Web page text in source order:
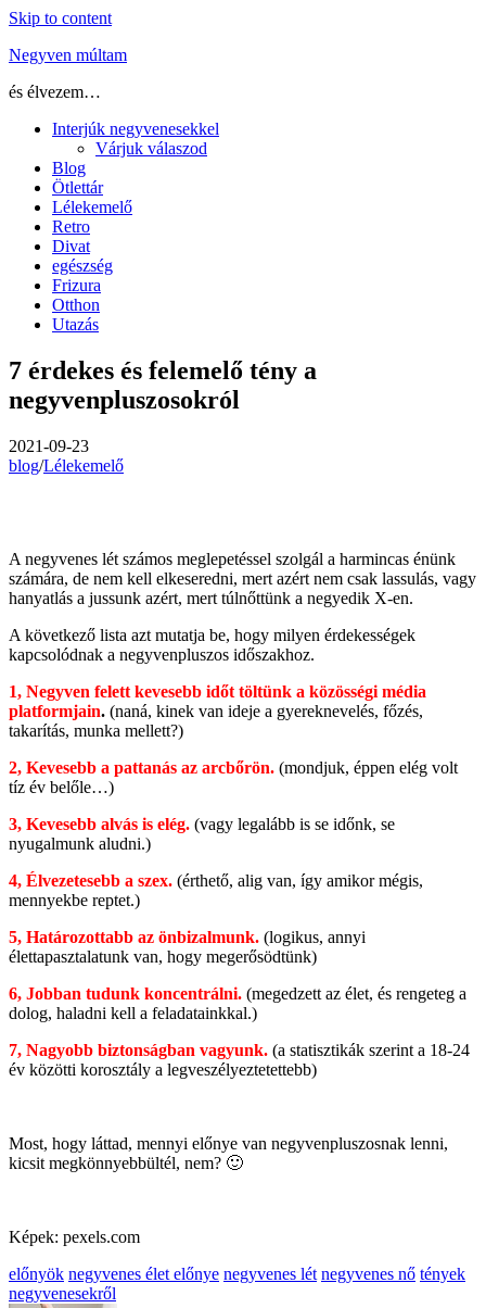
Skip to content
Negyven múltam
és élvezem…
Interjúk negyvenesekkel
Várjuk válaszod
Blog
Ötlettár
Lélekemelő
Retro
Divat
egészség
Frizura
Otthon
Utazás
7 érdekes és felemelő tény a
negyvenpluszosokról
2021-09-23
blog/Lélekemelő
A negyvenes lét számos meglepetéssel szolgál a harmincas énünk
számára, de nem kell elkeseredni, mert azért nem csak lassulás, vagy
hanyatlás a jussunk azért, mert túlnőttünk a negyedik X-en.
A következő lista azt mutatja be, hogy milyen érdekességek
kapcsolódnak a negyvenpluszos időszakhoz.
1, Negyven felett kevesebb időt töltünk a közösségi média
platformjain. (naná, kinek van ideje a gyereknevelés, főzés,
takarítás, munka mellett?)
2, Kevesebb a pattanás az arcbőrön. (mondjuk, éppen elég volt
tíz év belőle…)
3, Kevesebb alvás is elég. (vagy legalább is se időnk, se
nyugalmunk aludni.)
4, Élvezetesebb a szex. (érthető, alig van, így amikor mégis,
mennyekbe reptet.)
5, Határozottabb az önbizalmunk. (logikus, annyi
élettapasztalatunk van, hogy megerősödtünk)
6, Jobban tudunk koncentrálni. (megedzett az élet, és rengeteg a
dolog, haladni kell a feladatainkkal.)
7, Nagyobb biztonságban vagyunk. (a statisztikák szerint a 18-24
év közötti korosztály a legveszélyeztetettebb)
Most, hogy láttad, mennyi előnye van negyvenpluszosnak lenni,
kicsit megkönnyebbültél, nem? 🙂
Képek: pexels.com
előnyök negyvenes élet előnye negyvenes lét negyvenes nő tények
negyvenesekről